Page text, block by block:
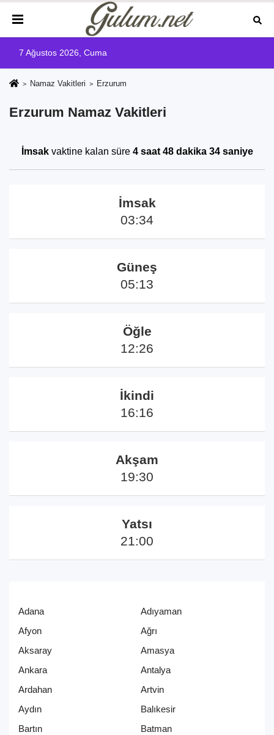
7 Ağustos 2026, Cuma
Namaz Vakitleri Erzurum
Erzurum Namaz Vakitleri
İmsakvaktine kalan süre 4 saat 48 dakika 33 saniye
İmsak
03:34
Güneş
05:13
Öğle
12:26
İkindi
16:16
Akşam
19:30
Yatsı
21:00
Adana
Adıyaman
Afyon
Ağrı
Aksaray
Amasya
Ankara
Antalya
Ardahan
Artvin
Aydın
Balıkesir
Bartın
Batman